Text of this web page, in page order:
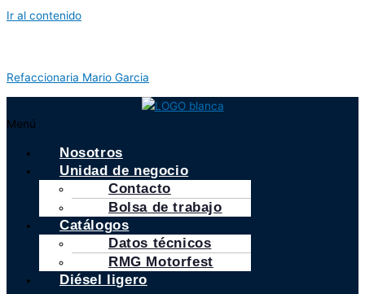
Ir al contenido
Refaccionaria Mario Garcia
Menú
Nosotros
Unidad de negocio
Contacto
Bolsa de trabajo
Catálogos
Datos técnicos
RMG Motorfest
Diésel ligero